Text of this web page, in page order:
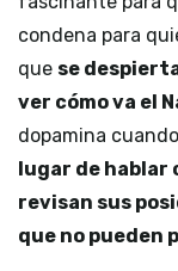
condena para
que se
ver cómo va el
dopamina
lugar de hablar
revisan sus
que no pueden